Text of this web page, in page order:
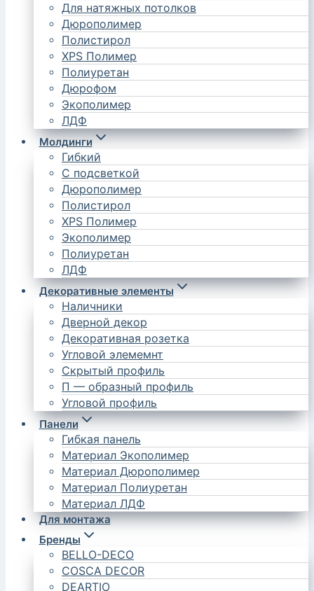
Для натяжных потолков
Дюрополимер
Полистирол
XPS Полимер
Полиуретан
Дюрофом
Экополимер
ЛДФ
Молдинги
Гибкий
С подсветкой
Дюрополимер
Полистирол
XPS Полимер
Экополимер
Полиуретан
ЛДФ
Декоративные элементы
Наличники
Дверной декор
Декоративная розетка
Угловой элемемнт
Скрытый профиль
П — образный профиль
Угловой профиль
Панели
Гибкая панель
Материал Экополимер
Материал Дюрополимер
Материал Полиуретан
Материал ЛДФ
Для монтажа
Бренды
BELLO-DECO
COSCA DECOR
DEARTIO